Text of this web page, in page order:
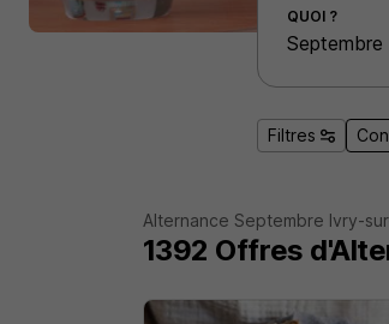
QUOI ?
Filtres
Alternance Septembre Ivry-
1392 Offres